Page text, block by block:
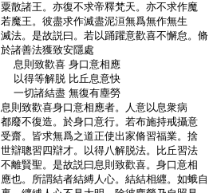
粟散諸王。亦復不求帝釋梵天。亦不求作魔
若魔王。彼盡求作滅盡泥洹無爲無作無生
滅法。是故説曰。若以踊躍意歡喜不懈怠。脩
於諸善法獲致安隱處
息則致歡喜 身口意相應
以得等解脱 比丘息意快
一切諸結盡 無復有塵勞
息則致歡喜身口意相應者。人意以息衆病
都廢不復造。於身口意行。若布施持戒攝意
受齋。皆求無爲之道正使出家脩習福業。捨
世辯聰習四辯才。以得八解脱法。比丘習法
不離賢聖。是故説曰息則致歡喜。身口意相
應也。所謂結者結縛人心。結結相纒。如蛾自